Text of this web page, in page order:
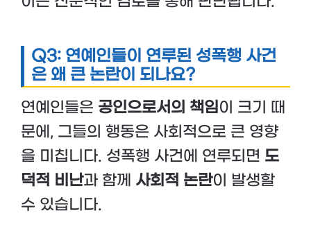
Q3: 연예인들이 연루된 성폭행 사건
은 왜 큰 논란이 되나요?
연예인들은 공인으로서의 책임이 크기 때
문에, 그들의 행동은 사회적으로 큰 영향
을 미칩니다. 성폭행 사건에 연루되면 도
덕적 비난과 함께 사회적 논란이 발생할
수 있습니다.